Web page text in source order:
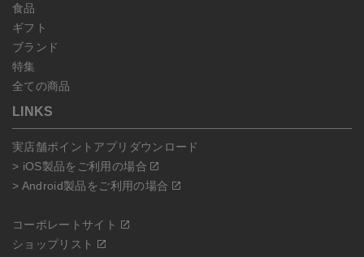
食品
ギフト
ブランド
特集
全ての商品
LINKS
実店舗ポイントアプリダウンロード
> iOS製品をご利用の場合
> Android製品をご利用の場合
コーポレートサイト
ショップリスト